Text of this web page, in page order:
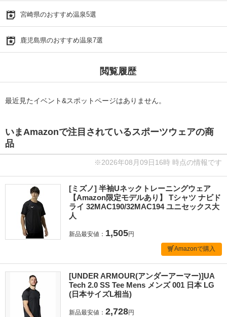
宮崎県のおすすめ温泉5選
鹿児島県のおすすめ温泉7選
閲覧履歴
最近見たイベント&スポットページはありません。
いまAmazonで注目されているスポーツウェアの商
品
※2026年08月09日16時 時点の情報です
[ミズノ] 半袖Uネックトレーニングウェア
【Amazon限定モデルあり】 Tシャツ ナビド
ライ 32MAC190/32MAC194 ユニセックス大
人
新品最安値： 1,505円
Amazonで購入
[UNDER ARMOUR(アンダーアーマー)]UA
Tech 2.0 SS Tee Mens メンズ 001 日本 LG
(日本サイズL相当)
新品最安値： 2,728円